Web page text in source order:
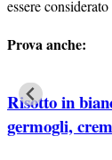
essere
Prova anche:
Risotto in
germogli,